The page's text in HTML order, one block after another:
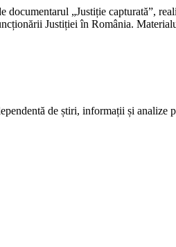
documentarul „Justiție capturată”,
Justiției în România.
de știri, informații și analize